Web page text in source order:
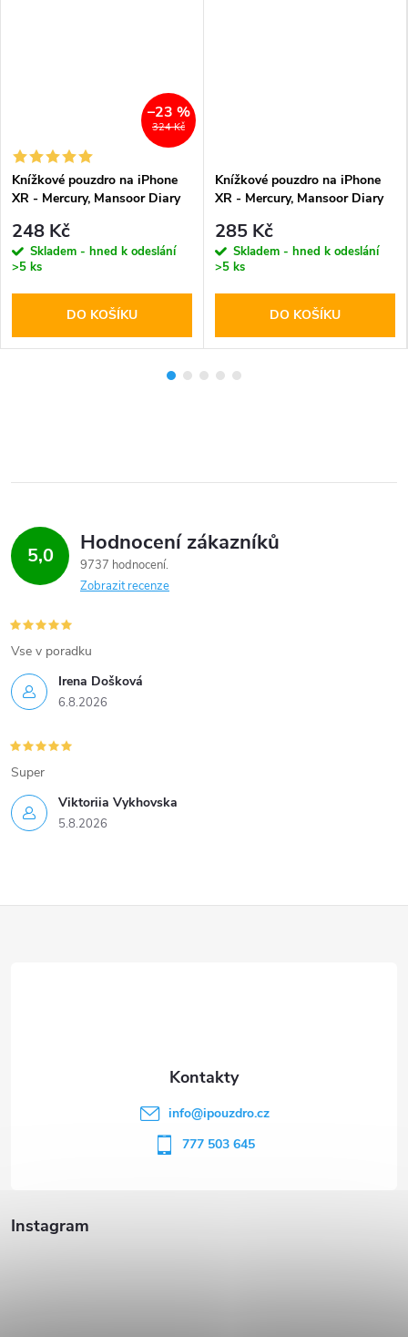
324 Kč
–23 %
Knížkové pouzdro na iPhone
XR - Mercury, Mansoor Diary
248 Kč
Skladem - hned k odeslání
>5 ks
DO KOŠÍKU
Knížkové pouzdro na iPhone
XR - Mercury, Mansoor Diary
285 Kč
Skladem - hned k odeslání
>5 ks
DO KOŠÍKU
5,0 Hodnocení zákazníků
9737 hodnocení
Zobrazit recenze
Irena Došková
6.8.2026
Vse v poradku
Viktoriia Vykhovska
5.8.2026
Super
Instagram
info@ipouzdro.cz
777 503 645